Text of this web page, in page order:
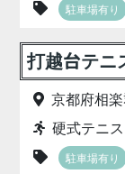
駐車場有り
打越台テニ
京都府相
硬式テニ
駐車場有り